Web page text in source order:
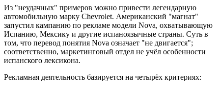
Из "неудачных" примеров можно привести легендарную
автомобильную марку Chevrolet. Американский "магнат"
запустил кампанию по рекламе модели Nova, охватывающую
Испанию, Мексику и другие испаноязычные страны. Суть в
том, что перевод понятия Nova означает "не двигается";
соответственно, маркетинговый отдел не учёл особенности
испанского лексикона.
Рекламная деятельность базируется на четырёх критериях: